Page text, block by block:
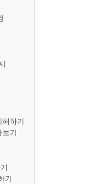
해하기
보기
기